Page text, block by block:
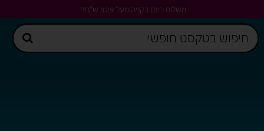
משלוח חינם בקניה מעל 329 ש"ח!!